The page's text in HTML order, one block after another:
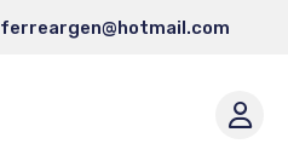
ferreargen@hotmail.com